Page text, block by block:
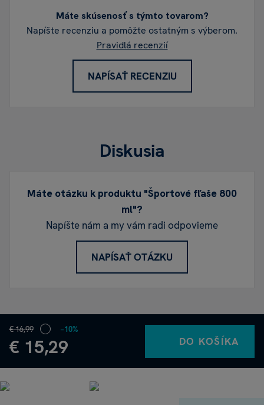
Máte skúsenosť s týmto tovarom?
Napíšte recenziu a pomôžte ostatným s výberom.
Pravidlá recenzií
NAPÍSAŤ RECENZIU
Diskusia
Máte otázku k produktu "Športové fľaše 800
ml"?
Napíšte nám a my vám radi odpovieme
NAPÍSAŤ OTÁZKU
€ 16,99
€ 15,29
−10%
DO KOŠÍKA